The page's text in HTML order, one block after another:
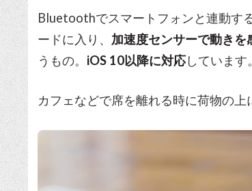
Bluetoothでスマートフォンと連動す
ードに入り、 加速度センサーで動きを
うもの。 iOS 10以降に対応しています。
カフェなどで席を離れる時に荷物の上